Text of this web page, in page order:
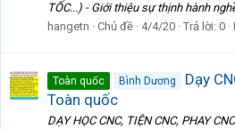
TỐC...) - Giới thiệu sự thịnh hành
hangetn
Chủ đề 4/4/20 Trả lời: 0
Toàn quốc Bình Dương
Dạy
Toàn quốc
DẠY HỌC CNC, TIỆN CNC, PHAY